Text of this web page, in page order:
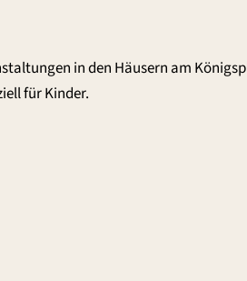
in den Häusern am
für Kinder.